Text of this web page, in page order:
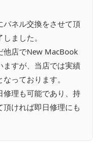
パネル交換をさせて頂
ました。
他店でNew MacBook
ますが、当店では実績
っております。
修理も可能であり、持
ければ即日修理にも